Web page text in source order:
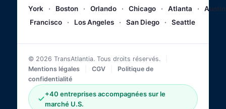
York
· Boston · Orlando · Chicago · Atlanta ·
Austin
Francisco
· Los Angeles · San Diego · Seattle
© 2026 TransAtlantia. Tous droits réservés.
Mentions légales
CGV
Politique de
confidentialité
+40 entreprises accompagnées sur le
marché U.S.